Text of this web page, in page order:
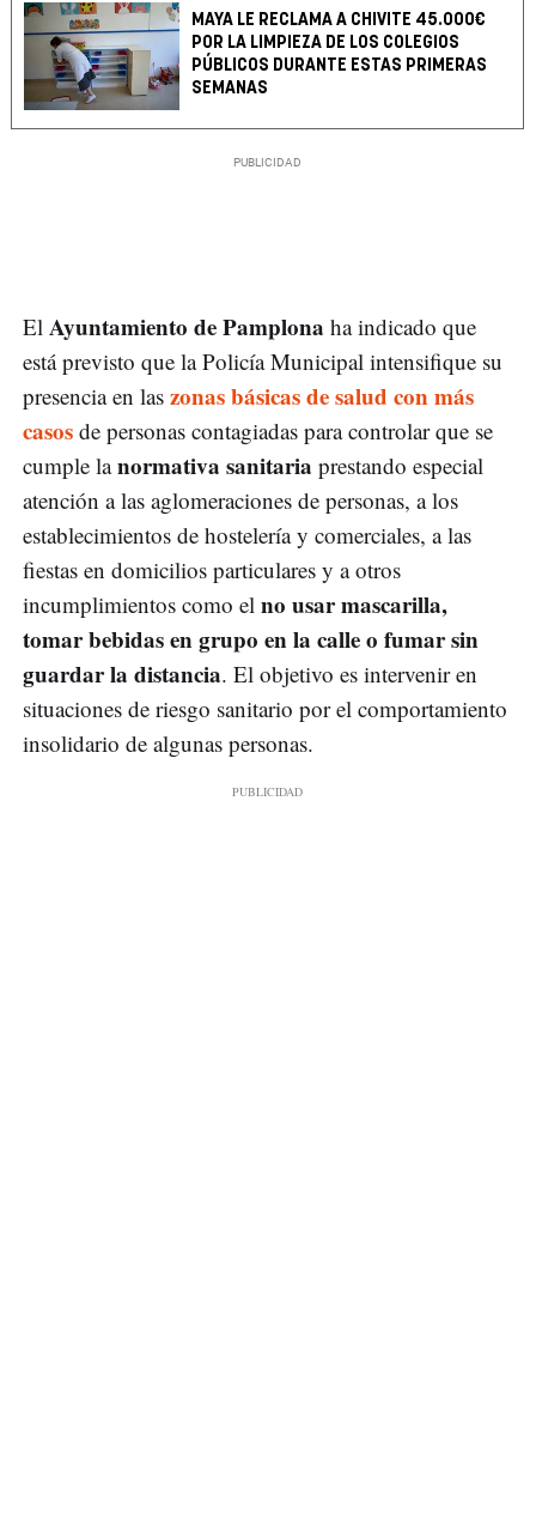
MAYA LE RECLAMA A CHIVITE 45.000€
POR LA LIMPIEZA DE LOS COLEGIOS
PÚBLICOS DURANTE ESTAS PRIMERAS
SEMANAS
El Ayuntamiento de Pamplona ha indicado que
está previsto que la Policía Municipal intensifique su
presencia en las zonas básicas de salud con más
casos de personas contagiadas para controlar que se
cumple lanormativa sanitaria prestando especial
atención a las aglomeraciones de personas, a los
establecimientos de hostelería y comerciales, a las
fiestas en domicilios particulares y a otros
incumplimientos como el no usar mascarilla,
tomar bebidas en grupo en la calle o fumar sin
guardar la distancia. El objetivo es intervenir en
situaciones de riesgo sanitario por el comportamiento
insolidario de algunas personas.